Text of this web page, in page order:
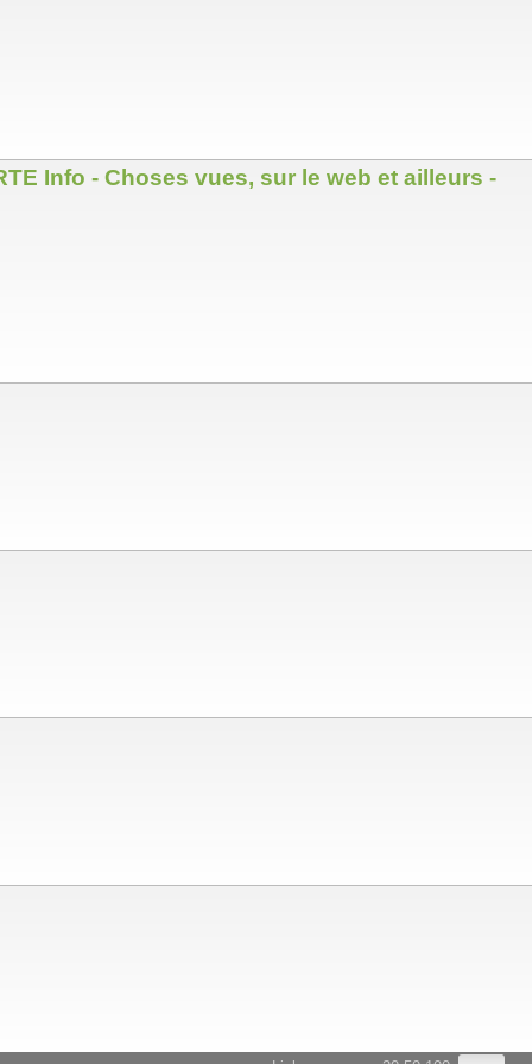
Info - Choses vues, sur le web et ailleurs -